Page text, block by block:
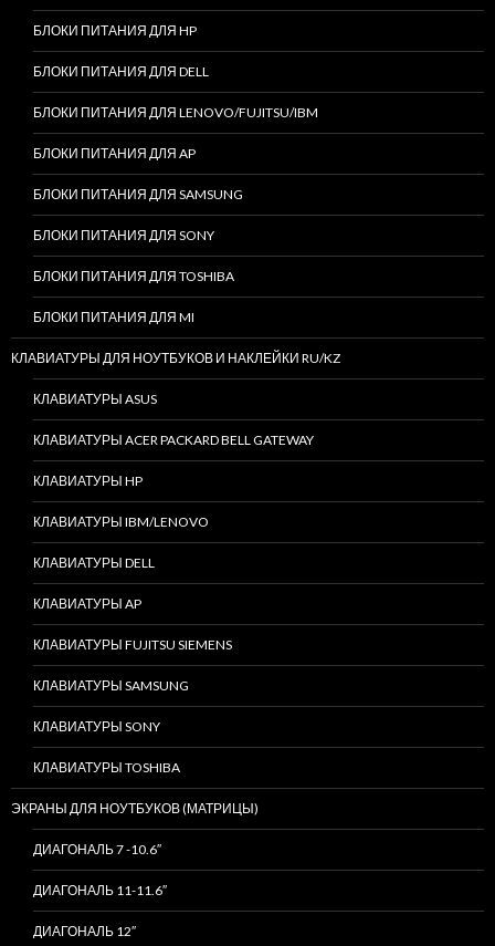
БЛОКИ ПИТАНИЯ ДЛЯ HP
БЛОКИ ПИТАНИЯ ДЛЯ DELL
БЛОКИ ПИТАНИЯ ДЛЯ LENOVO/FUJITSU/IBM
БЛОКИ ПИТАНИЯ ДЛЯ AP
БЛОКИ ПИТАНИЯ ДЛЯ SAMSUNG
БЛОКИ ПИТАНИЯ ДЛЯ SONY
БЛОКИ ПИТАНИЯ ДЛЯ TOSHIBA
БЛОКИ ПИТАНИЯ ДЛЯ MI
КЛАВИАТУРЫ ДЛЯ НОУТБУКОВ И НАКЛЕЙКИ RU/KZ
КЛАВИАТУРЫ ASUS
КЛАВИАТУРЫ ACER PACKARD BELL GATEWAY
КЛАВИАТУРЫ HP
КЛАВИАТУРЫ IBM/LENOVO
КЛАВИАТУРЫ DELL
КЛАВИАТУРЫ AP
КЛАВИАТУРЫ FUJITSU SIEMENS
КЛАВИАТУРЫ SAMSUNG
КЛАВИАТУРЫ SONY
КЛАВИАТУРЫ TOSHIBA
ЭКРАНЫ ДЛЯ НОУТБУКОВ (МАТРИЦЫ)
ДИАГОНАЛЬ 7 -10.6″
ДИАГОНАЛЬ 11-11.6″
ДИАГОНАЛЬ 12″